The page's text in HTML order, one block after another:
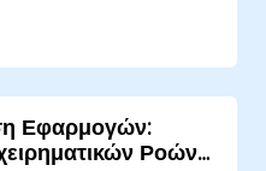
εφαρμογές για
να επιλύουν
για μέγιστη
Εφαρμογών:
Ροών